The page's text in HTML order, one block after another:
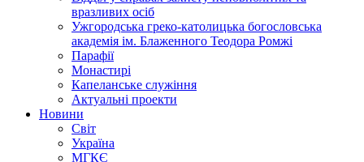
вразливих осіб
Ужгородська греко-католицька богословська
академія ім. Блаженного Теодора Ромжі
Парафії
Монастирі
Капеланське служіння
Актуальні проекти
Новини
Світ
Україна
МГКЄ